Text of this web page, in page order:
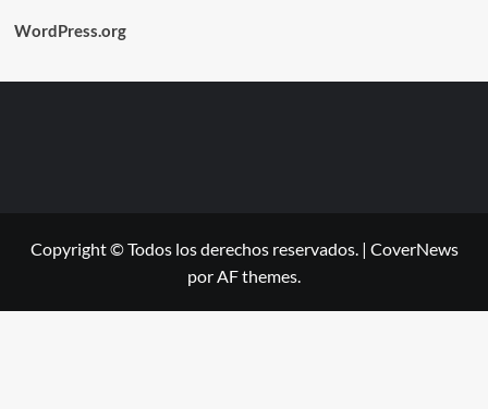
WordPress.org
Copyright © Todos los derechos reservados. | CoverNews
por AF themes.